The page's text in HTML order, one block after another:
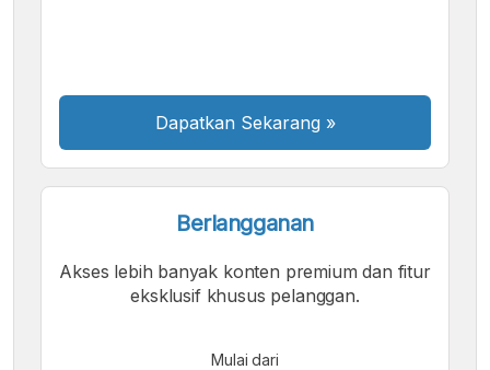
Dapatkan Sekarang »
Berlangganan
Akses lebih banyak konten premium dan fitur
eksklusif khusus pelanggan.
Mulai dari